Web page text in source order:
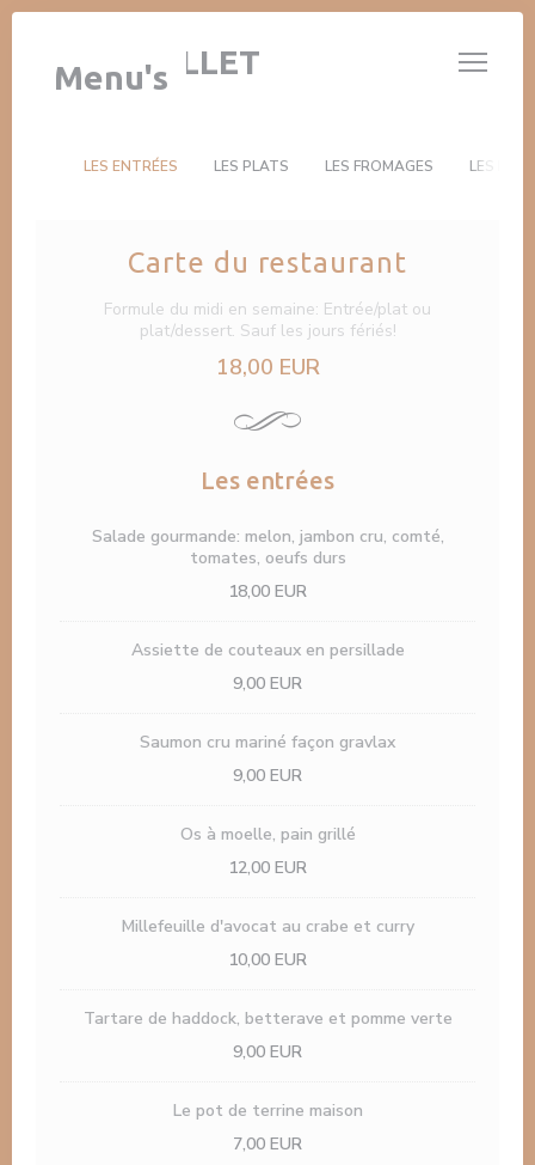
Cookies beheer paneel
LE 14 JUILLET
Menu's
Carte du restaurant
Formule du midi en semaine: Entrée/plat ou
plat/dessert. Sauf les jours fériés!
18,00 EUR
Les entrées
Salade gourmande: melon, jambon cru, comté,
tomates, oeufs durs
18,00 EUR
Assiette de couteaux en persillade
9,00 EUR
Saumon cru mariné façon gravlax
9,00 EUR
Os à moelle, pain grillé
12,00 EUR
Millefeuille d'avocat au crabe et curry
10,00 EUR
Tartare de haddock, betterave et pomme verte
9,00 EUR
Le pot de terrine maison
7,00 EUR
LES ENTRÉES LES PLATS LES FROMAGES LES